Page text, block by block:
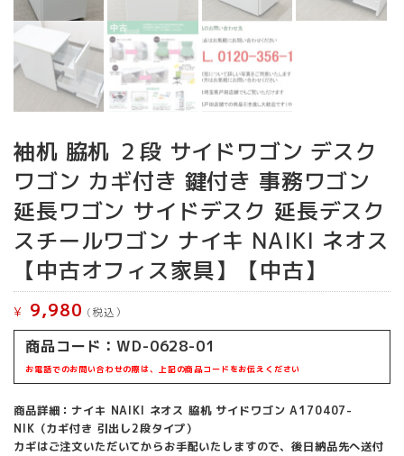
袖机 脇机 ２段 サイドワゴン デスク
ワゴン カギ付き 鍵付き 事務ワゴン
延長ワゴン サイドデスク 延長デスク
スチールワゴン ナイキ NAIKI ネオス
【中古オフィス家具】【中古】
¥ 9,980 (税込）
商品コード：WD-0628-01
お電話でのお問い合わせの際は、上記の商品コードをお伝えください
商品詳細：ナイキ NAIKI ネオス 脇机 サイドワゴン A170407-
NIK（カギ付き 引出し2段タイプ）
カギはご注文いただいてからお手配いたしますので、後日納品先へ送付